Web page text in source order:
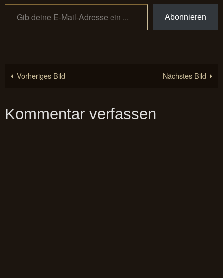
Gib deine E-Mail-Adresse ein ...
Abonnieren
Vorheriges Bild Nächstes Bild
Kommentar verfassen